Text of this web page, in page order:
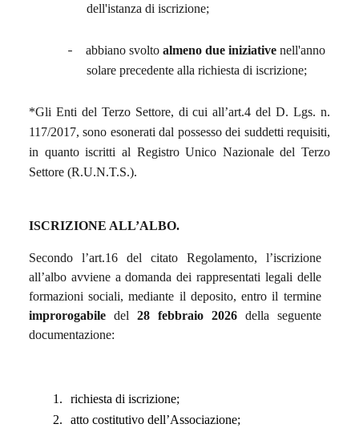
dell'istanza di iscrizione;
- abbiano svolto almeno due iniziative nell'anno
solare precedente alla richiesta di iscrizione;
*Gli Enti del Terzo Settore, di cui all’art.4 del D. Lgs. n.
117/2017, sono esonerati dal possesso dei suddetti requisiti,
in quanto iscritti al Registro Unico Nazionale del Terzo
Settore (R.U.N.T.S.).
ISCRIZIONE ALL’ALBO.
Secondo l’art.16 del citato Regolamento, l’iscrizione
all’albo avviene a domanda dei rappresentati legali delle
formazioni sociali, mediante il deposito, entro il termine
improrogabile del 28 febbraio 2026 della seguente
documentazione:
1.
richiesta di iscrizione;
2.
atto costitutivo dell’Associazione;